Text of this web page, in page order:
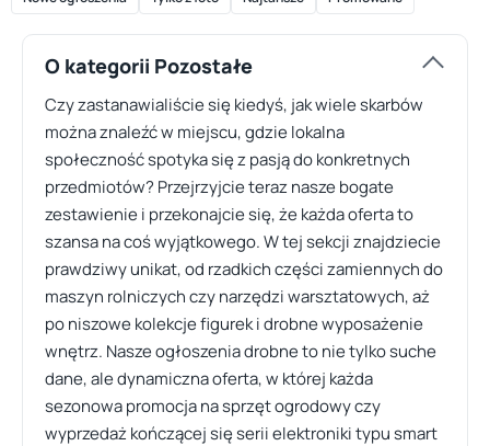
O kategorii Pozostałe
Czy zastanawialiście się kiedyś, jak wiele skarbów
można znaleźć w miejscu, gdzie lokalna
społeczność spotyka się z pasją do konkretnych
przedmiotów? Przejrzyjcie teraz nasze bogate
zestawienie i przekonajcie się, że każda oferta to
szansa na coś wyjątkowego. W tej sekcji znajdziecie
prawdziwy unikat, od rzadkich części zamiennych do
maszyn rolniczych czy narzędzi warsztatowych, aż
po niszowe kolekcje figurek i drobne wyposażenie
wnętrz. Nasze ogłoszenia drobne to nie tylko suche
dane, ale dynamiczna oferta, w której każda
sezonowa promocja na sprzęt ogrodowy czy
wyprzedaż kończącej się serii elektroniki typu smart